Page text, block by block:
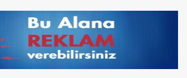
Şampiyon Melekleri Yaşatma
Derneği:Vicdanlarınız tutsak, kalemleriniz esir